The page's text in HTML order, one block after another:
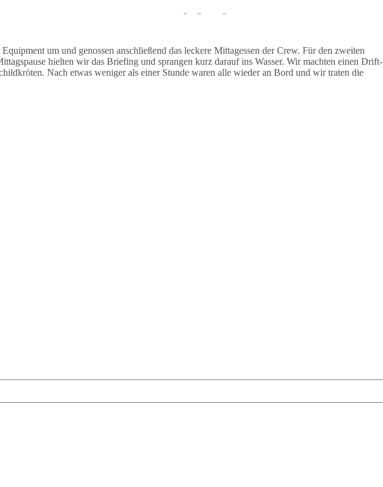
stationär und sahen während des Tauchgangs einige Muränen und eine Schildkröte.
um und genossen anschließend das leckere Mittagessen der Crew. Für den zweiten
hielten wir das Briefing und sprangen kurz darauf ins Wasser. Wir machten einen Drift-
Nach etwas weniger als einer Stunde waren alle wieder an Bord und wir traten die